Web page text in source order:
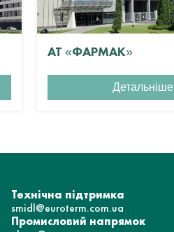
АТ «ФАРМАК»
Детальніше
Технічна підтримка
smidl@euroterm.com.ua
Промисловий напрямок